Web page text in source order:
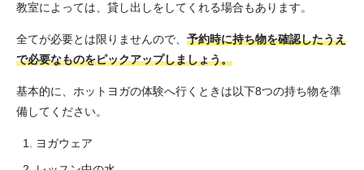
教室によっては、貸し出しをしてくれる場合もあります。
全てが必要とは限りませんので、 予約時に持ち物を確認したうえ
で必要なものをピックアップしましょう。
基本的に、ホットヨガの体験へ行くときは以下8つの持ち物を準
備してください。
ヨガウェア